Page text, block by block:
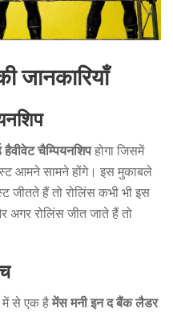
हैवीवेट चैम्पियनशिपहोगा जिसमें
आमने सामने होंगे। इस मुकाबले
जीतते हैं तो रोलिंस कभी भी इस
रोलिंस जीत जाते हैं तो
में से एक हैमेंस मनी इन द बैंक लैडर